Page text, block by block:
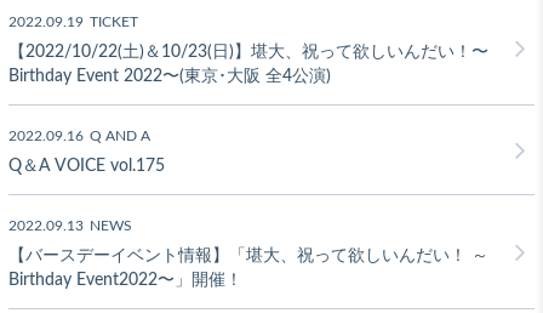
2022.09.19 TICKET
【2022/10/22(土)＆10/23(日)】堪大、祝って欲しいんだい！〜
Birthday Event 2022〜(東京･大阪 全4公演)
2022.09.16 Q AND A
Q＆A VOICE vol.175
2022.09.13 NEWS
【バースデーイベント情報】「堪大、祝って欲しいんだい！ ～
Birthday Event2022〜」開催！